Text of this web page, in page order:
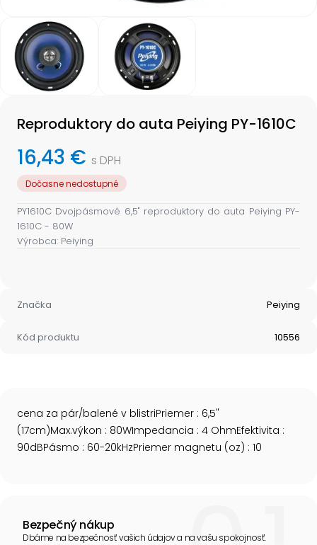
Reproduktory do auta Peiying PY-1610C
16,43 € s DPH
Dočasne nedostupné
PY1610C Dvojpásmové 6,5" reproduktory do auta Peiying PY-
1610C - 80W
Výrobca: Peiying
Značka Peiying
Kód produktu 10556
cena za pár/balené v blistriPriemer : 6,5"
(17cm)Max.výkon : 80WImpedancia : 4 OhmEfektivita :
90dBPásmo : 60-20kHzPriemer magnetu (oz) : 10
Bezpečný nákup
Dbáme na bezpečnosť vašich údajov a na vašu spokojnosť.